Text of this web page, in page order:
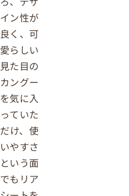
イン性が
良く、可
愛らしい
見た目の
カングー
を気に入
っていた
だけ、使
いやすさ
という面
でもリア